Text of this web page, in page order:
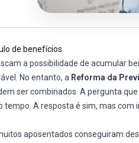
de benefícios
a possibilidade de acumular
No entanto, a Reforma da
ser combinados. A pergunta
tempo. A resposta é sim, mas
aposentados conseguiram